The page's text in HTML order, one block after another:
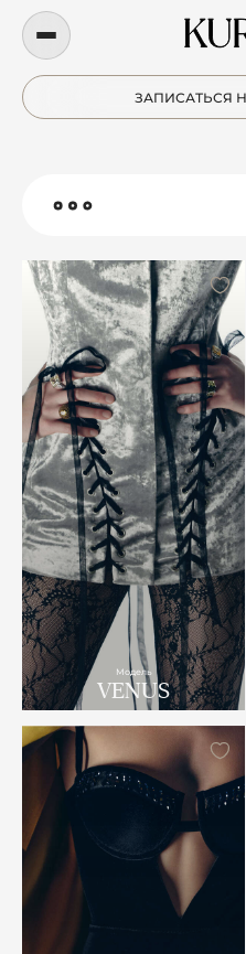
ЗАПИСАТЬСЯ
Модель
VENUS